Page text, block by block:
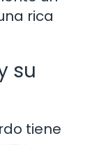
rica
su
tiene